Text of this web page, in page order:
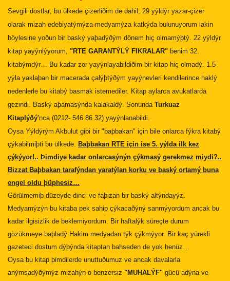
Sevgili dostlar; bu ülkede çizerliðim de dahil; 29 yýldýr yazar-çizer
olarak mizah edebiyatýmýza-medyamýza katkýda bulunuyorum lakin
böylesine yoðun bir baský yaþadýðým dönem hiç olmamýþtý. 22 yýldýr
kitap yayýnlýyorum, "RTE GARANTÝLÝ FIKRALAR" benim 32.
kitabýmdýr… Bu kadar zor yayýnlayabildiðim bir kitap hiç olmadý. 1.5
yýla yaklaþan bir macerada çalýþtýðým yayýnevleri kendilerince haklý
nedenlerle bu kitabý basmak istemediler. Kitap aylarca avukatlarda
gezindi. Baský aþamasýnda kalakaldý. Sonunda Turkuaz
Kitaplýðý'nca (0212- 546 86 32) yayýnlanabildi.
Oysa Yýldýrým Akbulut gibi bir "baþbakan" için bile onlarca fýkra kitabý
çýkabilmiþti bu ülkede. Baþbakan RTE için ise 5. yýlda ilk kez
çýkýyor!.. Þimdiye kadar onlarcasýnýn çýkmasý gerekmez miydi?..
Bizzat Baþbakan tarafýndan yaratýlan korku ve baský ortamý buna
engel oldu þüphesiz…
Görülmemiþ düzeyde dinci ve faþizan bir baský altýndayýz.
Medyamýzýn bu kitaba pek sahip çýkacaðýný sanmýyordum ancak bu
kadar ilgisizlik de beklemiyordum. Bir haftalýk süreçte durum
gözükmeye baþladý.Hakim medyadan týk çýkmýyor. Bir kaç yürekli
gazeteci dostum dýþýnda kitaptan bahseden de yok henüz…
Oysa bu kitap þimdilerde unuttuðumuz ve ancak davalarla
anýmsadýðýmýz mizahýn o benzersiz "MUHALÝF" gücü adýna ve